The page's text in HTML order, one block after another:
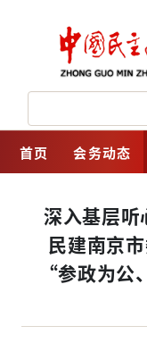
首页 会务动态
深入基层
民建南京
“参政为公